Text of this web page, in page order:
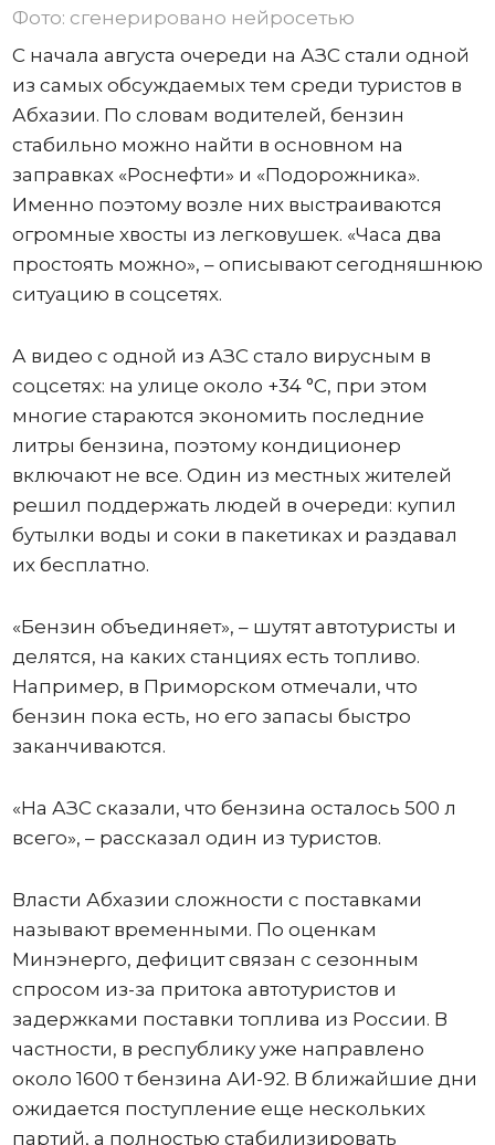
Фото: сгенерировано нейросетью
С начала августа очереди на АЗС стали одной
из самых обсуждаемых тем среди туристов в
Абхазии. По словам водителей, бензин
стабильно можно найти в основном на
заправках «Роснефти» и «Подорожника».
Именно поэтому возле них выстраиваются
огромные хвосты из легковушек. «Часа два
простоять можно», – описывают сегодняшнюю
ситуацию в соцсетях.
А видео с одной из АЗС стало вирусным в
соцсетях: на улице около +34 °C, при этом
многие стараются экономить последние
литры бензина, поэтому кондиционер
включают не все. Один из местных жителей
решил поддержать людей в очереди: купил
бутылки воды и соки в пакетиках и раздавал
их бесплатно.
«Бензин объединяет», – шутят автотуристы и
делятся, на каких станциях есть топливо.
Например, в Приморском отмечали, что
бензин пока есть, но его запасы быстро
заканчиваются.
«На АЗС сказали, что бензина осталось 500 л
всего», – рассказал один из туристов.
Власти Абхазии сложности с поставками
называют временными. По оценкам
Минэнерго, дефицит связан с сезонным
спросом из-за притока автотуристов и
задержками поставки топлива из России. В
частности, в республику уже направлено
около 1600 т бензина АИ-92. В ближайшие дни
ожидается поступление еще нескольких
партий, а полностью стабилизировать